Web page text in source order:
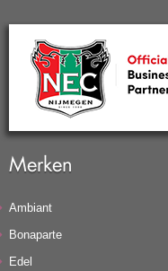
Merken
Ambiant
Bonaparte
Edel